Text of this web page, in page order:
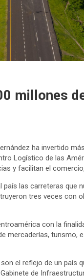
millones
ha invertido
Logístico de las
y facilitan el
las carreteras que
tres veces con
con la
mercaderías, turismo,
el reflejo de un país
de